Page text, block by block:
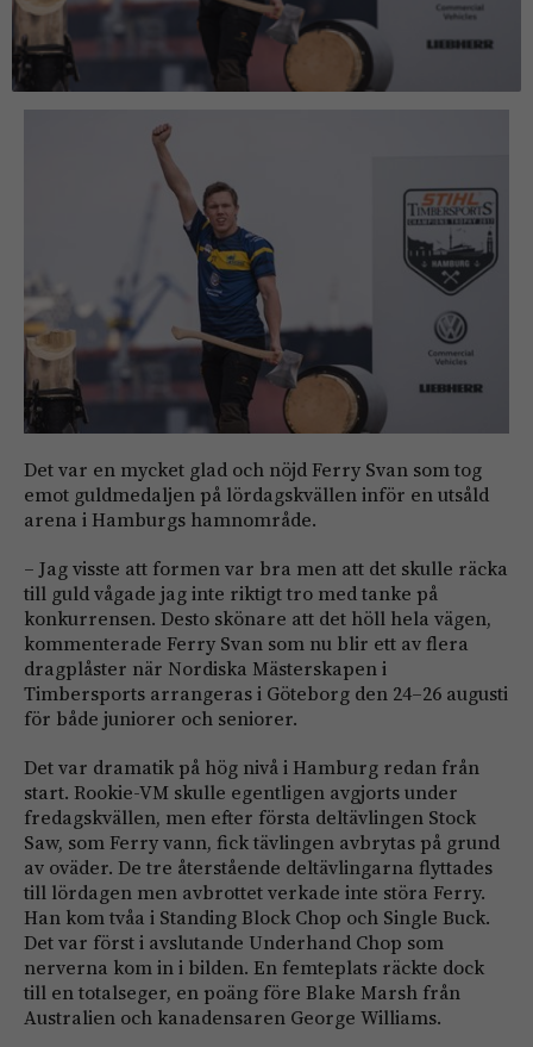
Det var en mycket glad och nöjd Ferry Svan som tog
emot guldmedaljen på lördagskvällen inför en utsåld
arena i Hamburgs hamnområde.
– Jag visste att formen var bra men att det skulle räcka
till guld vågade jag inte riktigt tro med tanke på
konkurrensen. Desto skönare att det höll hela vägen,
kommenterade Ferry Svan som nu blir ett av flera
dragplåster när Nordiska Mästerskapen i
Timbersports arrangeras i Göteborg den 24–26 augusti
för både juniorer och seniorer.
Det var dramatik på hög nivå i Hamburg redan från
start. Rookie-VM skulle egentligen avgjorts under
fredagskvällen, men efter första deltävlingen Stock
Saw, som Ferry vann, fick tävlingen avbrytas på grund
av oväder. De tre återstående deltävlingarna flyttades
till lördagen men avbrottet verkade inte störa Ferry.
Han kom tvåa i Standing Block Chop och Single Buck.
Det var först i avslutande Underhand Chop som
nerverna kom in i bilden. En femteplats räckte dock
till en totalseger, en poäng före Blake Marsh från
Australien och kanadensaren George Williams.